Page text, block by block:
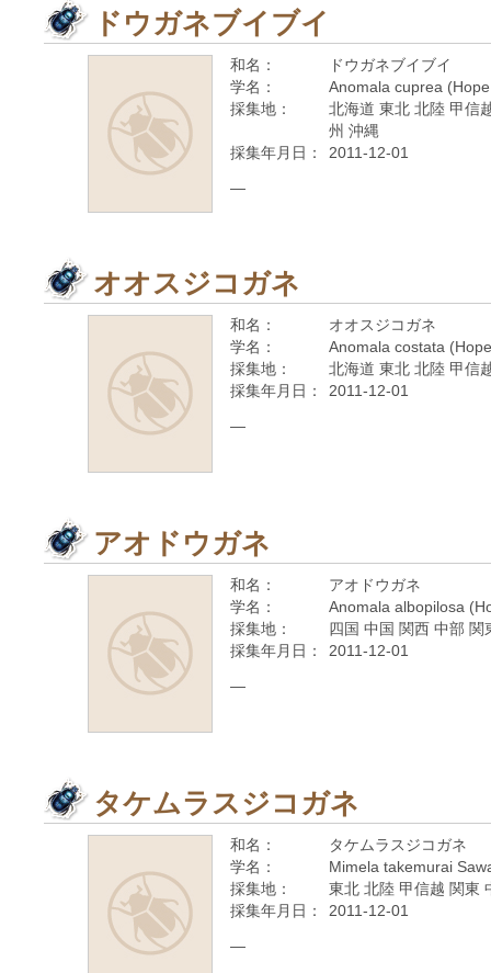
ドウガネブイブイ
和名：
ドウガネブイブイ
学名：
Anomala cuprea
採集地：
北海道 東北 北陸 甲信
州 沖縄
採集年月日：
2011-12-01
—
オオスジコガネ
和名：
オオスジコガネ
学名：
Anomala costata
採集地：
北海道 東北 北陸 甲信
採集年月日：
2011-12-01
—
アオドウガネ
和名：
アオドウガネ
学名：
Anomala albopilosa
採集地：
四国 中国 関西 中部
採集年月日：
2011-12-01
—
タケムラスジコガネ
和名：
タケムラスジコガネ
学名：
Mimela takemurai
採集地：
東北 北陸 甲信越 関東
採集年月日：
2011-12-01
—